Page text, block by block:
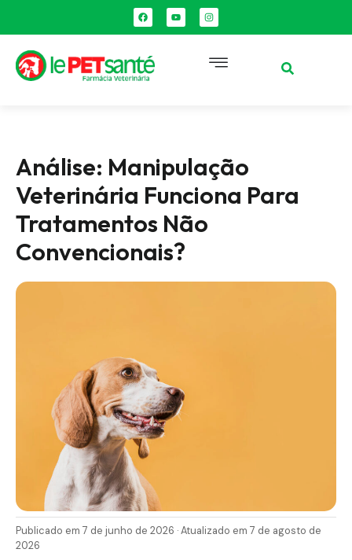
Análise: Manipulação
Veterinária Funciona Para
Tratamentos Não
Convencionais?
Publicado em 7 de junho de 2026 · Atualizado em 7 de agosto de
2026